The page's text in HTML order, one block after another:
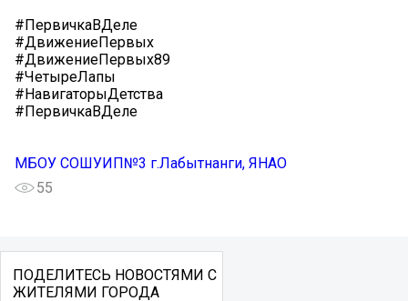
#ПервичкаВДеле
#ДвижениеПервых
#ДвижениеПервых89
#ЧетыреЛапы
#НавигаторыДетства
#ПервичкаВДеле
МБОУ СОШУИП№3 г.Лабытнанги, ЯНАО
55
ПОДЕЛИТЕСЬ НОВОСТЯМИ С
ЖИТЕЛЯМИ ГОРОДА